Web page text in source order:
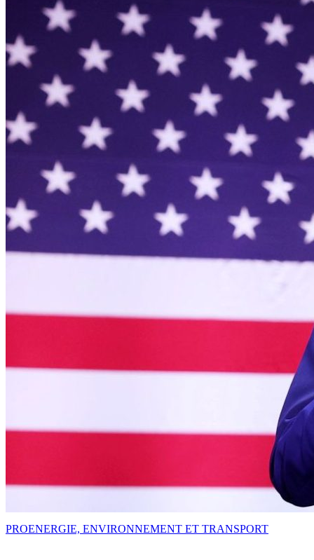
PROENERGIE, ENVIRONNEMENT ET TRANSPORT